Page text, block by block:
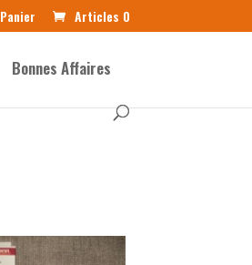
Panier Articles 0
Bonnes Affaires